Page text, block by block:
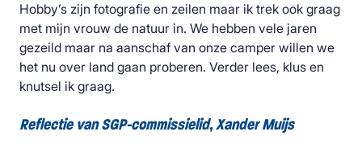
Hobby’s zijn fotografie en zeilen maar ik trek ook graag
met mijn vrouw de natuur in. We hebben vele jaren
gezeild maar na aanschaf van onze camper willen we
het nu over land gaan proberen. Verder lees, klus en
knutsel ik graag.
Reflectie van SGP-commissielid, Xander Muijs